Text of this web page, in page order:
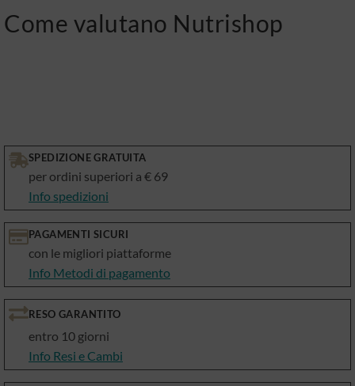
Come valutano Nutrishop
SPEDIZIONE GRATUITA
per ordini superiori a € 69
Info spedizioni
PAGAMENTI SICURI
con le migliori piattaforme
Info Metodi di pagamento
RESO GARANTITO
entro 10 giorni
Info Resi e Cambi